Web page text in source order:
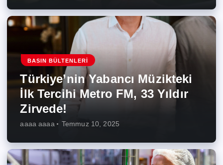
BASIN BÜLTENLERI
Türkiye’nin Yabancı Müzikteki
İlk Tercihi Metro FM, 33 Yıldır
Zirvede!
aaaa aaaa Temmuz 10, 2025